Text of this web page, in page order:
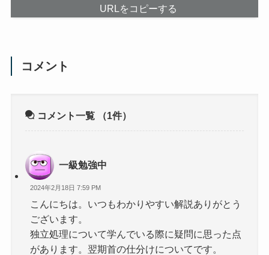
URLをコピーする
コメント
コメント一覧 （1件）
一級勉強中
2024年2月18日 7:59 PM
こんにちは。いつもわかりやすい解説ありがとう
ございます。
独立処理について学んでいる際に疑問に思った点
があります。翌期首の仕分けについてです。